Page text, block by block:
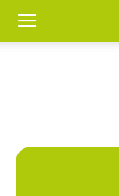
Worldskate